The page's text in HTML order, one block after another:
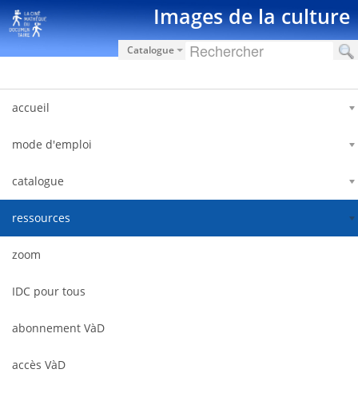
Zum Inhalt wechseln Images de la culture
Catalogue
accueil
mode d'emploi
catalogue
ressources
zoom
IDC pour tous
abonnement VàD
accès VàD